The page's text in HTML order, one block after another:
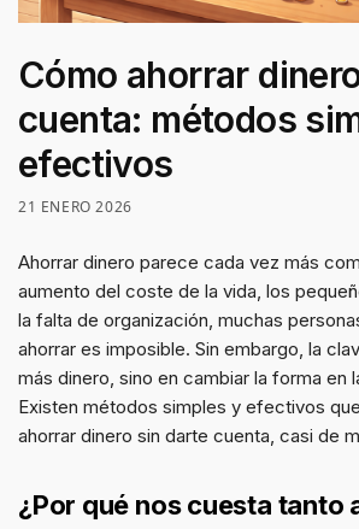
Cómo ahorrar
cuenta: métodos
efectivos
21 ENERO 2026
Ahorrar dinero parece cada vez más
aumento del coste de la vida, los
la falta de organización, muchas
ahorrar es imposible. Sin embargo, la
más dinero, sino en cambiar la forma en
Existen métodos simples y efectivos
ahorrar dinero sin darte cuenta, casi de
¿Por qué nos cuesta tanto